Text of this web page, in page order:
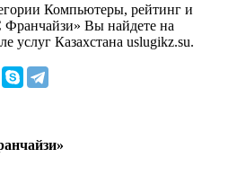
Компьютеры, рейтинг и
Франчайзи» Вы найдете на
услуг Казахстана uslugikz.su.